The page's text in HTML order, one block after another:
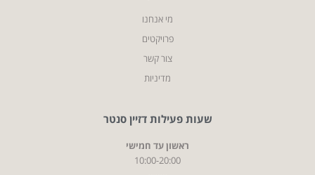
מי אנחנו
פרויקטים
צור קשר
מדיניות
שעות פעילות דזיין סנטר
ראשון עד חמישי
10:00-20:00